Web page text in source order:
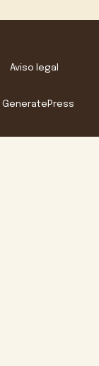
Aviso legal
GeneratePress